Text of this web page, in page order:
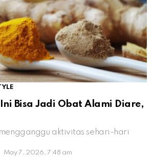
Bisa Jadi Obat Alami Diare,
aktivitas sehari-hari
May 7, 2026, 7:48 am